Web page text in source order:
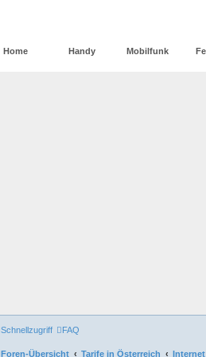
Home Handy Mobilfunk
Schnellzugriff FAQ
Foren-Übersicht Tarife in Österreich Internet